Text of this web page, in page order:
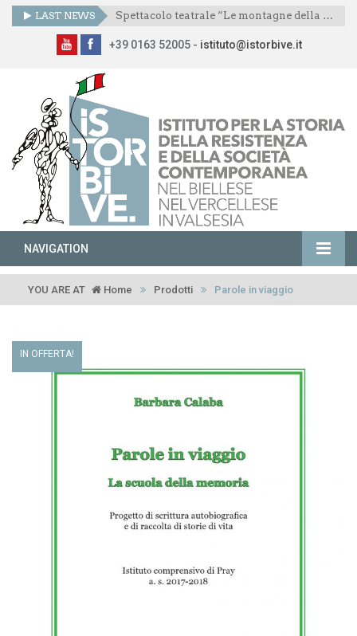
LAST NEWS Spettacolo teatrale “Le montagne della libertà”
+39 0163 52005 - istituto@istorbive.it
NAVIGATION
YOU ARE AT Home Prodotti Parole in viaggio
IN OFFERTA!